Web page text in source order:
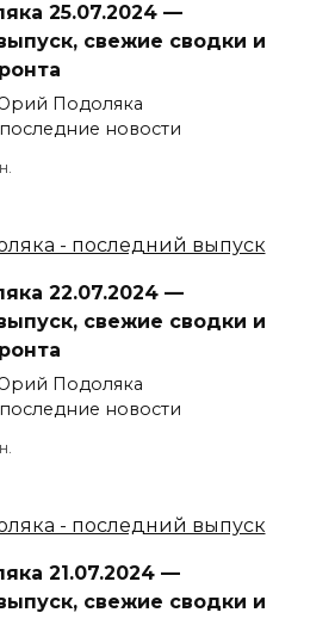
25.07.2024 —
свежие сводки и
Подоляка
новости
22.07.2024 —
свежие сводки и
Подоляка
новости
21.07.2024 —
свежие сводки и